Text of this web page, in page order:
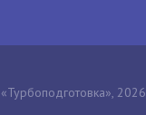
2026